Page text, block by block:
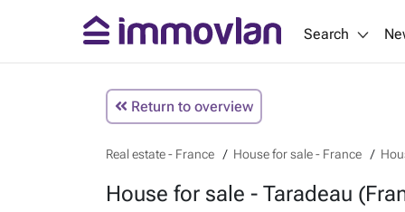
Search
Return to overview
Real estate - France House for sale - France
House for sale - Taradeau